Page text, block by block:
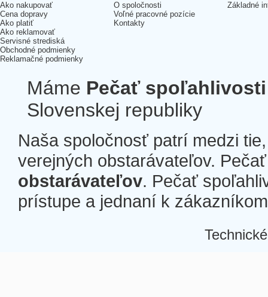
Ako nakupovať
Cena dopravy
Ako platiť
Ako reklamovať
Servisné strediská
Obchodné podmienky
Reklamačné podmienky
O spoločnosti
Voľné pracovné pozície
Kontakty
Základné
Máme Pečať spoľahlivosti
Slovenskej republiky
Naša spoločnosť patrí medzi
verejných obstarávateľov.
obstarávateľov. Pečať
prístupe a jednaní k